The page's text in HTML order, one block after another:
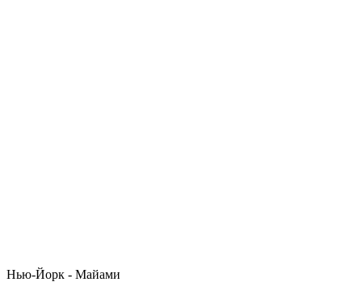
Нью-Йорк - Майами